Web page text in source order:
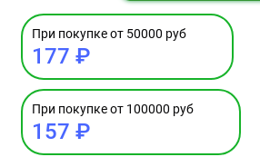
При покупке от 50000 руб
177 ₽
При покупке от 100000 руб
157 ₽